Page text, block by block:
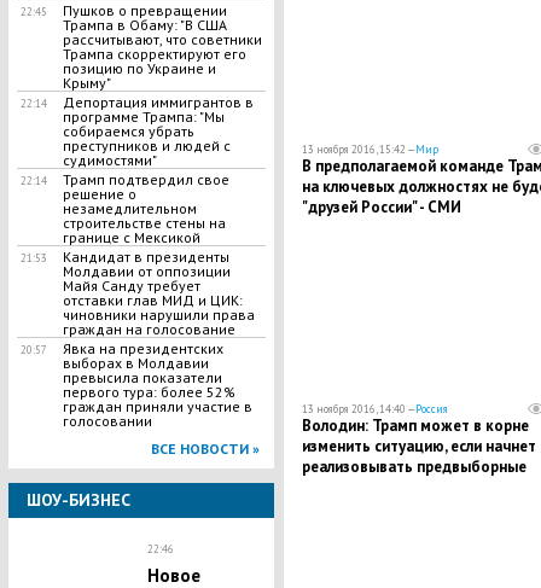
22:45
​Пушков о превращении
Трампа в Обаму: "В США
рассчитывают, что советники
Трампа скорректируют его
позицию по Украине и
Крыму"
22:14
​Депортация иммигрантов в
программе Трампа: "Мы
собираемся убрать
преступников и людей с
судимостями"
22:14
Трамп подтвердил свое
решение о
незамедлительном
строительстве стены на
границе с Мексикой
21:53
Кандидат в президенты
Молдавии от оппозиции
Майя Санду требует
отставки глав МИД и ЦИК:
чиновники нарушили права
граждан на голосование
20:57
Явка на президентских
выборах в Молдавии
превысила показатели
первого тура: более 52%
граждан приняли участие в
голосовании
ВСЕ НОВОСТИ »
ШОУ-БИЗНЕС
22:46
Новое
13 ноября 2016, 15:42 —Мир
В предполагаемой команде
на ключевых должностях не
"друзей России" - СМИ
13 ноября 2016, 14:40 —Россия
Володин: Трамп может в корне
изменить ситуацию, если начнет
реализовывать предвыборные